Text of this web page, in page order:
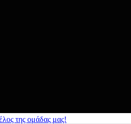
της ομάδας μας!